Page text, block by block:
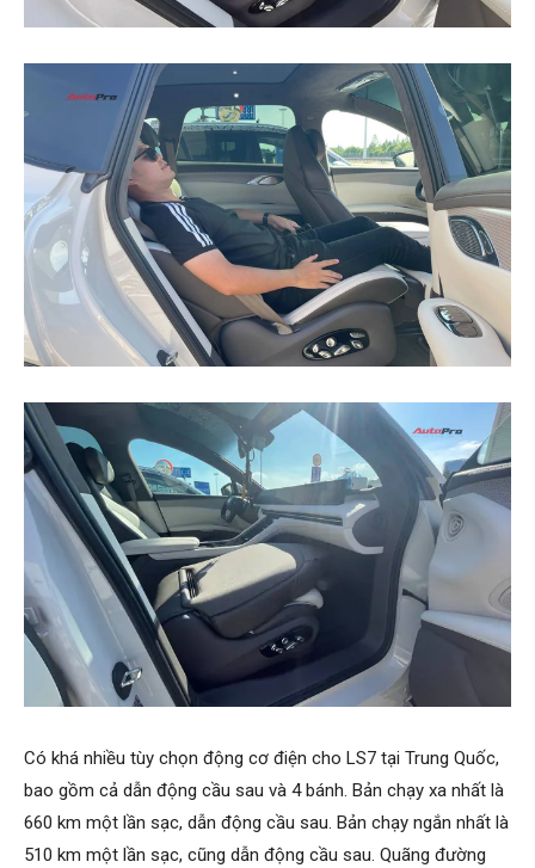
Có khá nhiều tùy chọn động cơ điện cho LS7 tại Trung Quốc,
bao gồm cả dẫn động cầu sau và 4 bánh. Bản chạy xa nhất là
660 km một lần sạc, dẫn động cầu sau. Bản chạy ngắn nhất là
510 km một lần sạc, cũng dẫn động cầu sau. Quãng đường